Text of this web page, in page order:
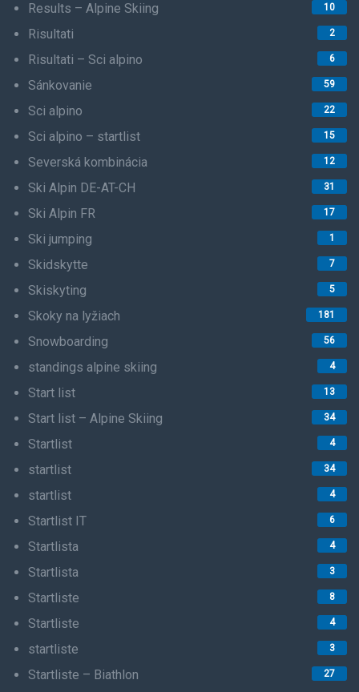
Results – Alpine Skiing 10
Risultati 2
Risultati – Sci alpino 6
Sánkovanie 59
Sci alpino 22
Sci alpino – startlist 15
Severská kombinácia 12
Ski Alpin DE-AT-CH 31
Ski Alpin FR 17
Ski jumping 1
Skidskytte 7
Skiskyting 5
Skoky na lyžiach 181
Snowboarding 56
standings alpine skiing 4
Start list 13
Start list – Alpine Skiing 34
Startlist 4
startlist 34
startlist 4
Startlist IT 6
Startlista 4
Startlista 3
Startliste 8
Startliste 4
startliste 3
Startliste – Biathlon 27